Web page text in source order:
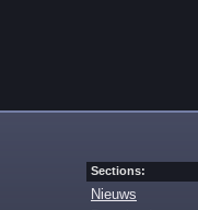
Sections:
Nieuws